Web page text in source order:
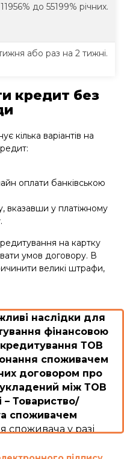
11956% до 55199% річних.
або раз на 2 тижні.
кредит без
кілька варіантів на
оплати банківською
вказавши у платіжному
на картку
умов договору. В
великі штрафи,
наслідки для
фінансовою
ТОВ
споживачем
договором про
між ТОВ
– Товариство/
споживачем
споживача у разі
згідно з договором